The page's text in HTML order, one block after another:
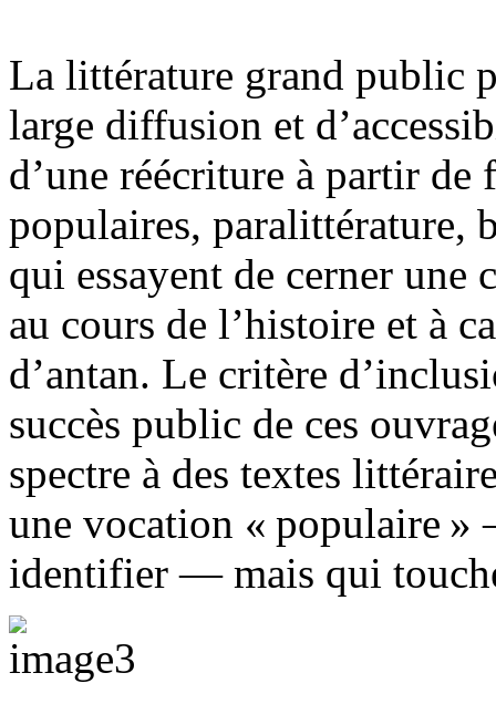
La littérature grand public
large diffusion et
d’une réécriture à partir de
populaires, paralittérature,
qui essayent de cerner une
au cours de l’histoire et à
d’antan. Le critère
succès public de ces
spectre à des textes
une vocation « populaire
identifier — mais qui